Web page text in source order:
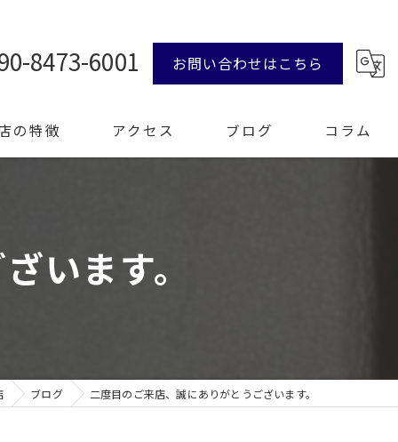
8473-6001 お問い合わせはこちら
の特徴 アクセス ブログ コラム
います。
ブログ 二度目のご来店、誠にありがとうございます。